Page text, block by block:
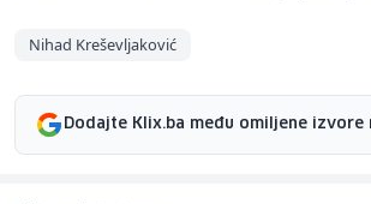
Nihad Kreševljaković
Dodajte Klix.ba među omiljene izvore